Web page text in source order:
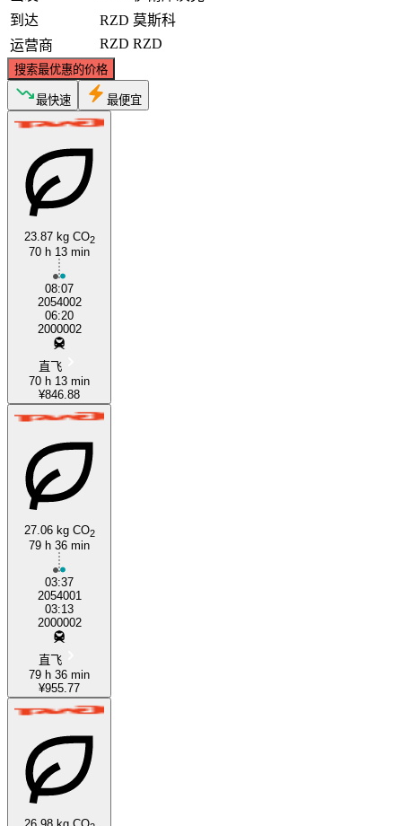
到达
RZD 莫斯科
运营商
RZD RZD
搜索最优惠的价格
最快速 最便宜
23.87 kg CO2
70 h 13 min
08:07
2054002
06:20
2000002
直飞
70 h 13 min
¥846.88
27.06 kg CO2
79 h 36 min
03:37
2054001
03:13
2000002
直飞
79 h 36 min
¥955.77